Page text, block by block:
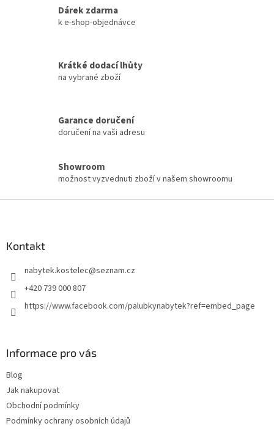
Dárek zdarma
k e-shop-objednávce
Krátké dodací lhůty
na vybrané zboží
Garance doručení
doručení na vaši adresu
Showroom
možnost vyzvednuti zboží v našem showroomu
Kontakt
nabytek.kostelec@seznam.cz
+420 739 000 807
https://www.facebook.com/palubkynabytek?ref=embed_page
Informace pro vás
Blog
Jak nakupovat
Obchodní podmínky
Podmínky ochrany osobních údajů